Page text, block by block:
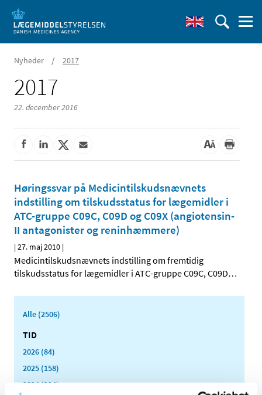
Nyheder / 2017
2017
22. december 2016
Høringssvar på Medicintilskudsnævnets
indstilling om tilskudsstatus for lægemidler i
ATC-gruppe C09C, C09D og C09X (angiotensin-
II antagonister og reninhæmmere)
|27. maj 2010 |
Medicintilskudsnævnets indstilling om fremtidig
tilskudsstatus for lægemidler i ATC-gruppe C09C, C09D…
Alle (2506)
TID
2026 (84)
2025 (158)
2024 (224)